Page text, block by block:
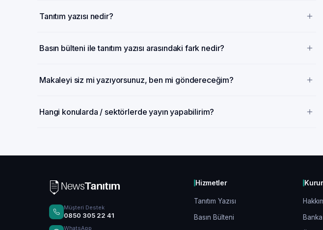
Tanıtım yazısı nedir?
Basın bülteni ile tanıtım yazısı arasındaki fark nedir?
Makaleyi siz mi yazıyorsunuz, ben mi göndereceğim?
Hangi konularda / sektörlerde yayın yapabilirim?
Müşteri Destek
0850 305 22 41
WhatsApp
Hizmetler
Tanıtım Yazısı
Basın Bülteni